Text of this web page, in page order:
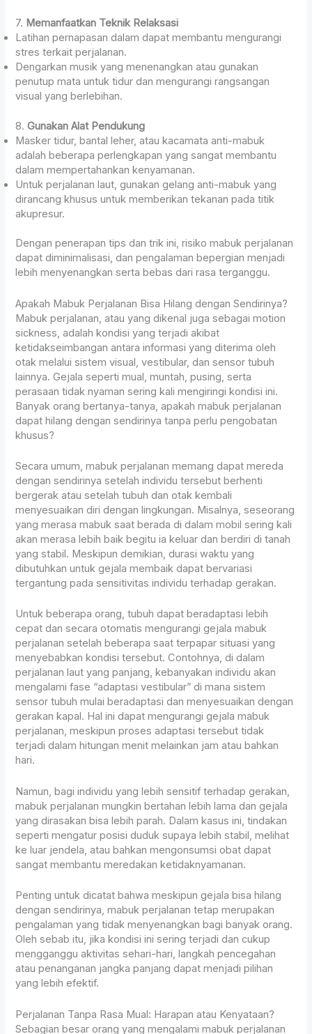
7. Memanfaatkan Teknik Relaksasi
Latihan pernapasan dalam dapat membantu mengurangi
stres terkait perjalanan.
Dengarkan musik yang menenangkan atau gunakan
penutup mata untuk tidur dan mengurangi rangsangan
visual yang berlebihan.
8.Gunakan Alat Pendukung
Masker tidur, bantal leher, atau kacamata anti-mabuk
adalah beberapa perlengkapan yang sangat membantu
dalam mempertahankan kenyamanan.
Untuk perjalanan laut, gunakan gelang anti-mabuk yang
dirancang khusus untuk memberikan tekanan pada titik
akupresur.
Dengan penerapan tips dan trik ini, risiko mabuk perjalanan
dapat diminimalisasi, dan pengalaman bepergian menjadi
lebih menyenangkan serta bebas dari rasa terganggu.
Apakah Mabuk Perjalanan Bisa Hilang dengan Sendirinya?
Mabuk perjalanan, atau yang dikenal juga sebagai motion
sickness, adalah kondisi yang terjadi akibat
ketidakseimbangan antara informasi yang diterima oleh
otak melalui sistem visual, vestibular, dan sensor tubuh
lainnya. Gejala seperti mual, muntah, pusing, serta
perasaan tidak nyaman sering kali mengiringi kondisi ini.
Banyak orang bertanya-tanya, apakah mabuk perjalanan
dapat hilang dengan sendirinya tanpa perlu pengobatan
khusus?
Secara umum, mabuk perjalanan memang dapat mereda
dengan sendirinya setelah individu tersebut berhenti
bergerak atau setelah tubuh dan otak kembali
menyesuaikan diri dengan lingkungan. Misalnya, seseorang
yang merasa mabuk saat berada di dalam mobil sering kali
akan merasa lebih baik begitu ia keluar dan berdiri di tanah
yang stabil. Meskipun demikian, durasi waktu yang
dibutuhkan untuk gejala membaik dapat bervariasi
tergantung pada sensitivitas individu terhadap gerakan.
Untuk beberapa orang, tubuh dapat beradaptasi lebih
cepat dan secara otomatis mengurangi gejala mabuk
perjalanan setelah beberapa saat terpapar situasi yang
menyebabkan kondisi tersebut. Contohnya, di dalam
perjalanan laut yang panjang, kebanyakan individu akan
mengalami fase “adaptasi vestibular” di mana sistem
sensor tubuh mulai beradaptasi dan menyesuaikan dengan
gerakan kapal. Hal ini dapat mengurangi gejala mabuk
perjalanan, meskipun proses adaptasi tersebut tidak
terjadi dalam hitungan menit melainkan jam atau bahkan
hari.
Namun, bagi individu yang lebih sensitif terhadap gerakan,
mabuk perjalanan mungkin bertahan lebih lama dan gejala
yang dirasakan bisa lebih parah. Dalam kasus ini, tindakan
seperti mengatur posisi duduk supaya lebih stabil, melihat
ke luar jendela, atau bahkan mengonsumsi obat dapat
sangat membantu meredakan ketidaknyamanan.
Penting untuk dicatat bahwa meskipun gejala bisa hilang
dengan sendirinya, mabuk perjalanan tetap merupakan
pengalaman yang tidak menyenangkan bagi banyak orang.
Oleh sebab itu, jika kondisi ini sering terjadi dan cukup
mengganggu aktivitas sehari-hari, langkah pencegahan
atau penanganan jangka panjang dapat menjadi pilihan
yang lebih efektif.
Perjalanan Tanpa Rasa Mual: Harapan atau Kenyataan?
Sebagian besar orang yang mengalami mabuk perjalanan